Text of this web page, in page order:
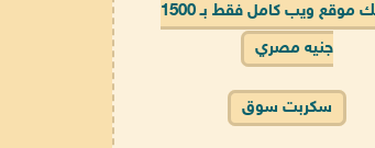
امتلك موقع ويب كامل فقط بـ 1500
جنيه مصري
سكربت سوق